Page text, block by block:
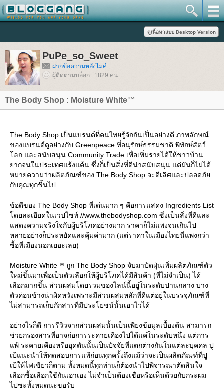
PuPe_so_Sweet
ฝากข้อความหลังไมค์
ผู้ติดตามบล็อก : 1829 คน
The Body Shop : Moisture White™
The Body Shop เป็นแบรนด์ที่คนไทยรู้จักกันเป็นอย่างดี ภาพลักษณ์
ของแบรนด์ดูอย่างกับ Greenpeace ที่อนุรักษ์ธรรมชาติ พิทักษ์สัตว์
ลก และสนับสนุน Community Trade เพื่อเพิ่มรายได้ให้ชาวบ้าน
ากจนในประเทศแร้งแค้น ซึ่งก็เป็นสิ่งที่ดีน่าสนับสนุน แต่มันก็ไม่ได้
หมายความว่าผลิตภัณฑ์ของ The Body Shop จะดีเลิศและปลอดภั
กับคุณทุกชิ้นไป
ข้อดีของ The Body Shop ที่เด่นมาก ๆ คือการแสดง Ingredients List
ดยละเอียดในเวปไซท์ //www.thebodyshop.com ซึ่งเป็นสิ่งที่ดีและ
สดงความจริงใจกับผู้บริโภคอย่างมาก ราคาก็ไม่แพงจนเกินไป
หลายอย่างก็ประหยัดและคุ้มค่ามาก (แต่ราคาในเมืองไทยนี่แพงกว่า
ซื้อที่เมืองนอกเยอะเลย)
Moisture White™ ถูก The Body Shop จับมาปัดฝุ่นเพิ่มผลิตภัณฑ์ตัว
หม่ขึ้นมาเพื่อเป็นตัวเลือกให้ผู้บริโภคได้มีสินค้า (ที่ไม่จำเป็น) ได้
เลือกมากขึ้น ส่วนผสมโดยรวมของไลน์นี้อยู่ในระดับปานกลาง บาง
ตัวค่อนข้างน่าผิดหวังเพราะมีส่วนผสมหลักที่ดีแต่อยู่ในบรรจุภัณฑ์ที่
ไม่สามารถเก็บกักสารที่มีประโยชน์นั้นเอาไวได้
อย่างไรก็ดี การรีวิวจากส่วนผสมนั้นเป็นเพียงข้อมูลเบื้องต้น สามารถ
ช่วยกรองสารที่อาจก่อการระคายเคืองไปได้แค่ในระดับหนึ่ง แต่การ
พ้ ระคายเคืองหรืออุดตันนั้นเป็นปัจจัยที่แตกต่างกันในแต่ละบุคคล ปู
เป้แนะนำให้ทดสอบการแพ้ก่อนทุกครั้งถึงแม้ว่าจะเป็นผลิตภัณฑ์ที่ปู
เป้ให้ไฟเขียวก็ตาม ทั้งหมดนี้ทุกท่านก็ต้องนำไปพิจารณาตัดสินใจ
เลือกซื้อเลือกใช้กันเอาเอง ไม่จำเป็นต้องเชื่อหรือเห็นด้วยกับกระผม
ไปซะทั้งหมดนะขอรับ